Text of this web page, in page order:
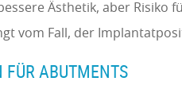
Ästhetik, aber Risiko
vom Fall, der
ABUTMENTS